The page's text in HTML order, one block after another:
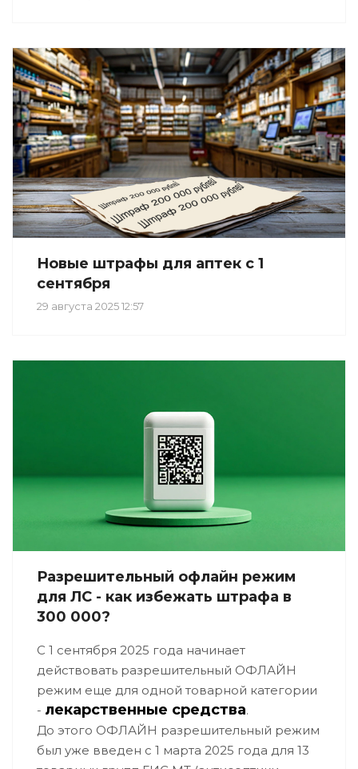
Новые штрафы для аптек с 1
сентября
29 августа 2025 12:57
Разрешительный офлайн режим
для ЛС - как избежать штрафа в
300 000?
С 1 сентября 2025 года начинает
действовать разрешительный ОФЛАЙН
режим еще для одной товарной категории
- лекарственные средства.
До этого ОФЛАЙН разрешительный режим
был уже введен с 1 марта 2025 года для 13